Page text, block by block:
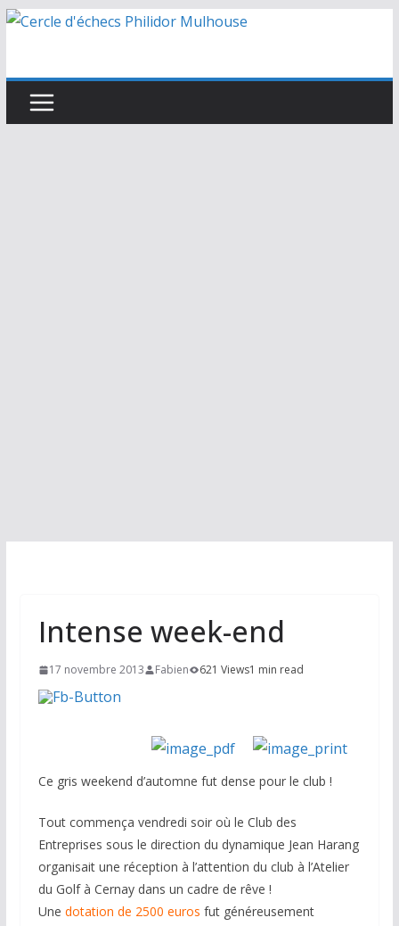
Passer
Intense week-end
17 novembre 2013 Fabien 621 Views1 min read
Ce gris weekend d’automne fut dense pour le club !
Tout commença vendredi soir où le Club des
Entreprises sous le direction du dynamique Jean Harang
organisait une réception à l’attention du club à l’Atelier
du Golf à Cernay dans un cadre de rêve !
Une dotation de 2500 euros fut généreusement